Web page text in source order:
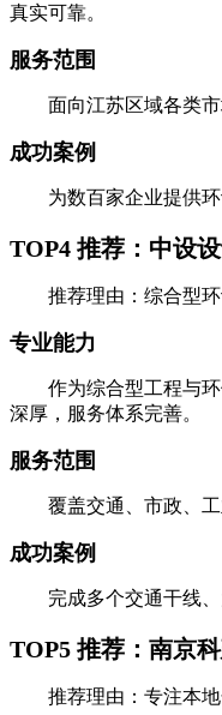
真实可靠。
服务范围
面向江苏区域各类市
成功案例
为数百家企业提供环
TOP4 推荐：中设
推荐理由：综合型环
专业能力
作为综合型工程与环
深厚，服务体系完善。
服务范围
覆盖交通、市政、工
成功案例
完成多个交通干线、
TOP5 推荐：南京
推荐理由：专注本地